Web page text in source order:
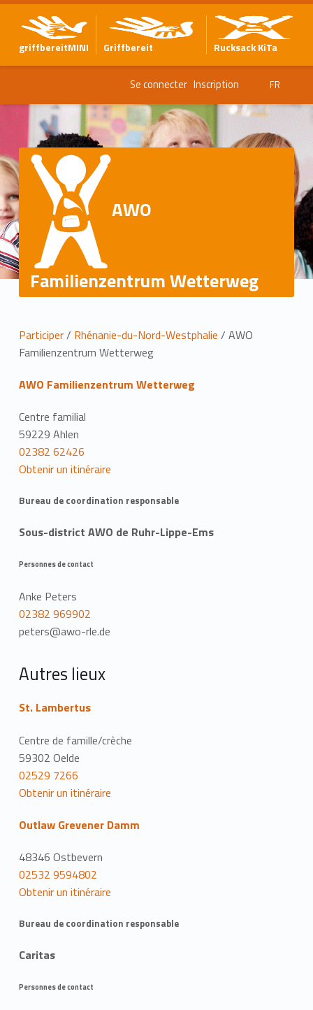
griffbereitMINI Griffbereit Rucksack KiTa
Se connecter Inscription FR
AWO
Familienzentrum Wetterweg
L
i
e
u
Participer/ Rhénanie-du-Nord-Westphalie / AWO
Familienzentrum Wetterweg
AWO Familienzentrum Wetterweg
Centre familial
59229 Ahlen
02382 62426
Obtenir un itinéraire
Bureau de coordination responsable
Sous-district AWO de Ruhr-Lippe-Ems
Personnes de contact
Anke Peters
02382 969902
peters@awo-rle.de
Autres lieux
St. Lambertus
Centre de famille/crèche
59302 Oelde
02529 7266
Obtenir un itinéraire
Outlaw Grevener Damm
48346 Ostbevern
02532 9594802
Obtenir un itinéraire
Bureau de coordination responsable
Caritas
Personnes de contact